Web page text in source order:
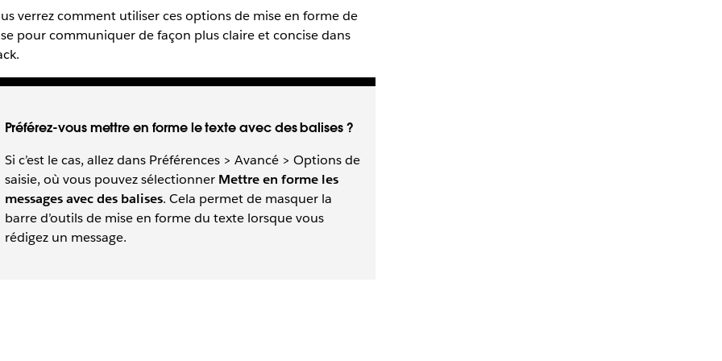
verrez comment utiliser ces options de mise en forme de
pour communiquer de façon plus claire et concise dans
Préférez-vous mettre en forme le texte avec des balises ?
Si c’est le cas, allez dans Préférences > Avancé > Options de
saisie, où vous pouvez sélectionner Mettre en forme les
messages avec des balises. Cela permet de masquer la
barre d’outils de mise en forme du texte lorsque vous
rédigez un message.